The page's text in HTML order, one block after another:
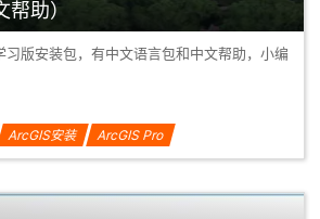
助）
版安装包，有中文语言包和中文帮助，小编
ArcGIS安装 ArcGIS Pro